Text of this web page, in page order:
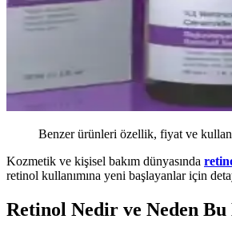
Benzer ürünleri özellik, fiyat ve
Kozmetik ve kişisel bakım dünyasında
retinol kullanımına yeni başlayanlar için
Retinol Nedir ve Neden